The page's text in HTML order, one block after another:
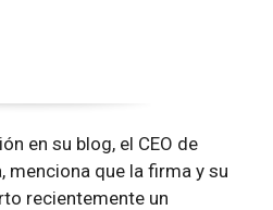
en su blog, el CEO de
menciona que la firma y su
recientemente un